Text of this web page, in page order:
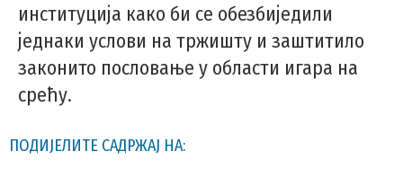
институција како би се обезбиједили
једнаки услови на тржишту и заштитило
законито пословање у области игара на
срећу.
ПОДИЈЕЛИТЕ САДРЖАЈ НА: